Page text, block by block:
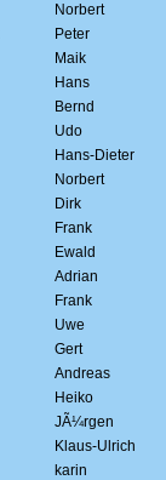
Norbert
Peter
Maik
Hans
Bernd
Udo
Hans-Dieter
Norbert
Dirk
Frank
Ewald
Adrian
Frank
Uwe
Gert
Andreas
Heiko
JÃ¼rgen
Klaus-Ulrich
karin